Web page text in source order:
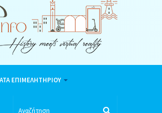
ΕΠΙΜΕΛΗΤΗΡΙΟΥ